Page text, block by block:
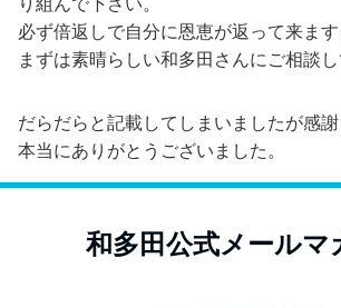
必ず倍返しで自分に恩恵が返って来ます
まずは素晴らしい和多田さんにご相談し
だらだらと記載してしまいましたが感謝
本当にありがとうございました。
和多田公式メールマ